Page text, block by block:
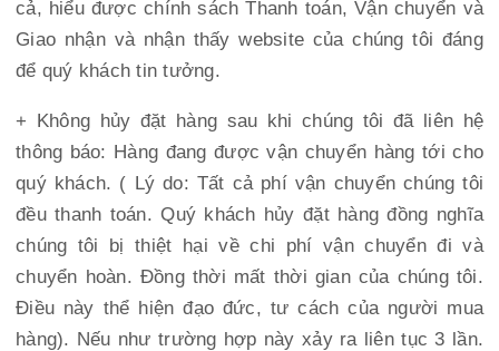
cả, hiểu được chính sách Thanh toán, Vận chuyển và
Giao nhận và nhận thấy website của chúng tôi đáng
để quý khách tin tưởng.
+ Không hủy đặt hàng sau khi chúng tôi đã liên hệ
thông báo: Hàng đang được vận chuyển hàng tới cho
quý khách. ( Lý do: Tất cả phí vận chuyển chúng tôi
đều thanh toán. Quý khách hủy đặt hàng đồng nghĩa
chúng tôi bị thiệt hại về chi phí vận chuyển đi và
chuyển hoàn. Đồng thời mất thời gian của chúng tôi.
Điều này thể hiện đạo đức, tư cách của người mua
hàng). Nếu như trường hợp này xảy ra liên tục 3 lần.